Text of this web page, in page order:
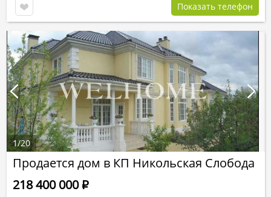
Показать телефон
Продается дом в КП Никольская Слобода
218 400 000Р
1/20